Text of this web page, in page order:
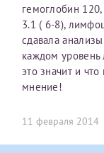
гемоглобин
3.1 ( 6-8),
сдавала
каждом
это значит и
мнение!
11 февраля 2014
О каком враче
Ваш отзыв
Электронная
Номер
Номер
Наши
общую
ваших
и мы
скорее.
изменения и
внимательно
заявки.